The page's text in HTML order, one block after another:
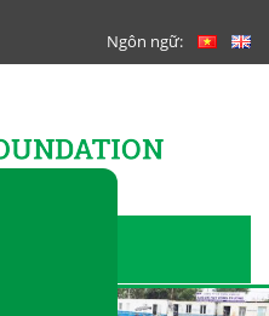
Ngôn ngữ: